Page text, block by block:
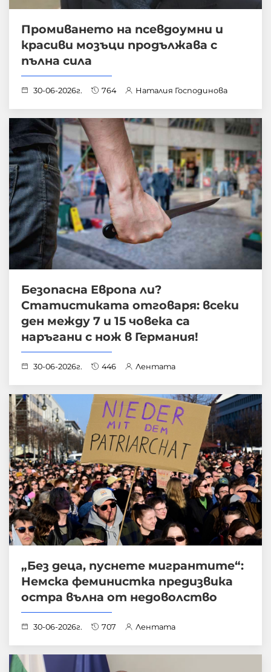
Промиването на псевдоумни и
красиви мозъци продължава с
пълна сила
30-06-2026г. 764 Наталия Господинова
Безопасна Европа ли?
Статистиката отговаря: всеки
ден между 7 и 15 човека са
наръгани с нож в Германия!
30-06-2026г. 446 Лентата
„Без деца, пуснете мигрантите“:
Немска феминистка предизвика
остра вълна от недоволство
30-06-2026г. 707 Лентата